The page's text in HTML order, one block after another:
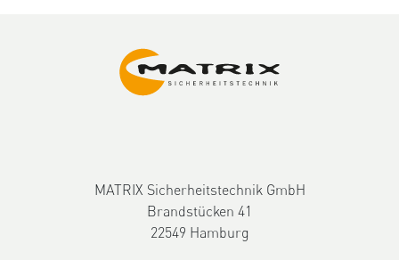
MATRIX Sicherheitstechnik GmbH
Brandstücken 41
22549 Hamburg